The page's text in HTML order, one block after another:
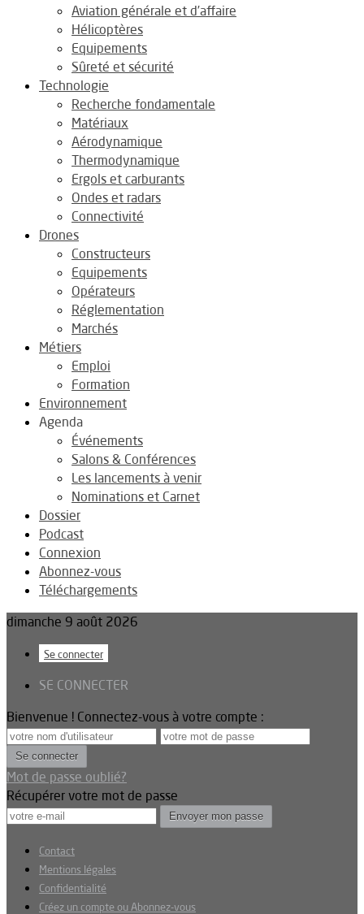
Aviation générale et d’affaire
Hélicoptères
Equipements
Sûreté et sécurité
Technologie
Recherche fondamentale
Matériaux
Aérodynamique
Thermodynamique
Ergols et carburants
Ondes et radars
Connectivité
Drones
Constructeurs
Equipements
Opérateurs
Réglementation
Marchés
Métiers
Emploi
Formation
Environnement
Agenda
Événements
Salons & Conférences
Les lancements à venir
Nominations et Carnet
Dossier
Podcast
Connexion
Abonnez-vous
Téléchargements
dimanche 9 août 2026
Se connecter
SE CONNECTER
Bienvenue ! Connectez-vous à votre compte :
Mot de passe oublié?
Récupérer votre mot de passe
Contact
Mentions légales
Confidentialité
Créez un compte ou Abonnez-vous